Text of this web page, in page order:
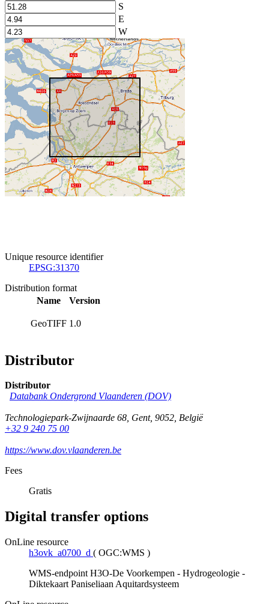
S
E
W
Unique resource identifier
EPSG:31370
Distribution format
Name
Version
GeoTIFF 1.0
Distributor
Distributor
Databank Ondergrond Vlaanderen (DOV)
Technologiepark-Zwijnaarde 68, Gent, 9052, België
+32 9 240 75 00
https://www.dov.vlaanderen.be
Fees
Gratis
Digital transfer options
OnLine resource
h3ovk_a0700_d ( OGC:WMS )
WMS-endpoint H3O-De Voorkempen - Hydrogeologie -
Diktekaart Paniseliaan Aquitardsysteem